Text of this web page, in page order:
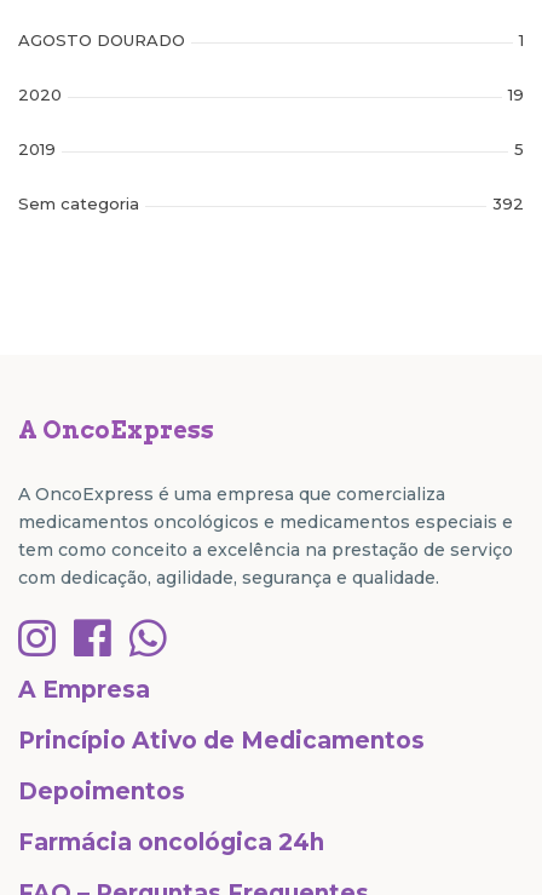
AGOSTO DOURADO 1
2020 19
2019 5
Sem categoria 392
A OncoExpress
A OncoExpress é uma empresa que comercializa
medicamentos oncológicos e medicamentos especiais e
tem como conceito a excelência na prestação de serviço
com dedicação, agilidade, segurança e qualidade.
A Empresa
Princípio Ativo de Medicamentos
Depoimentos
Farmácia oncológica 24h